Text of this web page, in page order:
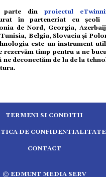
parte din proiectul
în parteneriat cu şcoli
de Nord, Georgia,
Belgia, Slovacia și
este un instrument
rezervăm timp pentru a ne
deconectăm de la de la
TERMENI SI CONDITII
DE CONFIDENTIALITATE
CONTACT
© EDMUNT MEDIA SERV